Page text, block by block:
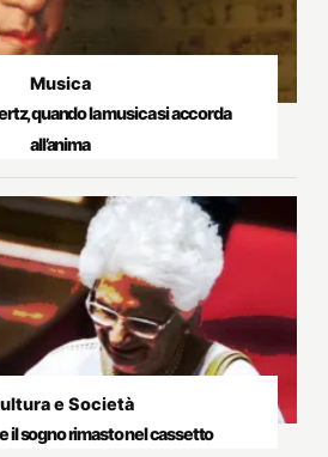
Musica
quando la musica si accorda
all’anima
e Società
il sogno rimasto nel cassetto